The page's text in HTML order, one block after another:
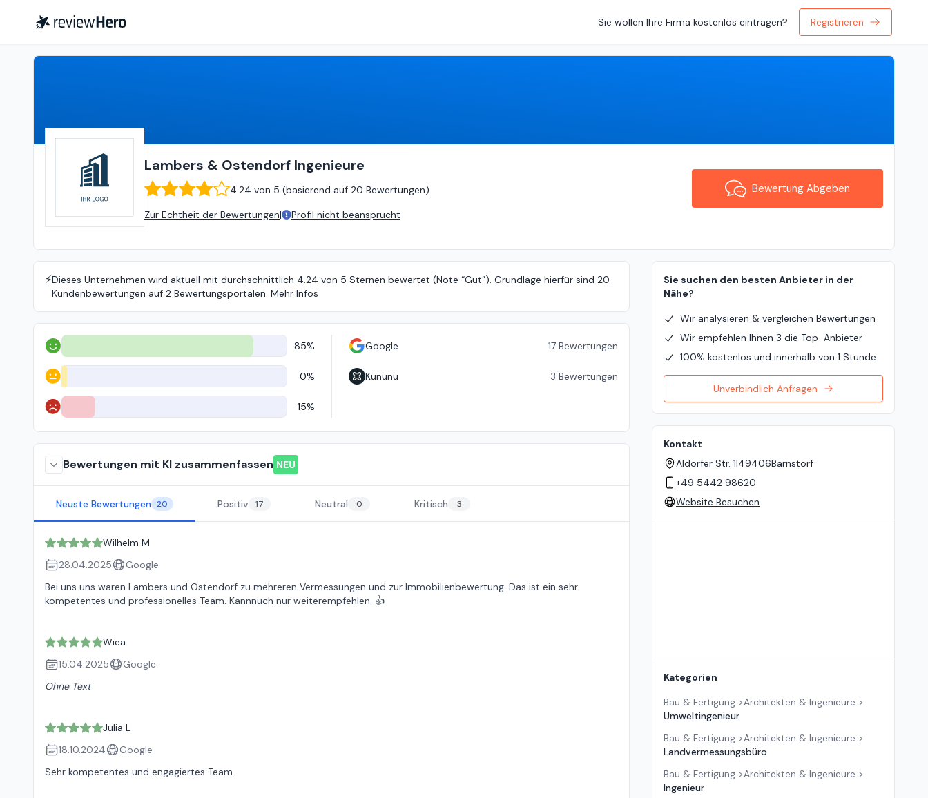
Sie wollen Ihre Firma kostenlos eintragen? Registrieren
Lambers & Ostendorf Ingenieure
4.24 von 5 (basierend auf 20 Bewertungen)
Zur Echtheit der Bewertungen| Profil nicht beansprucht
Bewertung Abgeben
⚡️Dieses Unternehmen wird aktuell mit durchschnittlich 4.24 von 5 Sternen bewertet (Note “Gut”). Grundlage hierfür sind 20
Kundenbewertungen auf 2 Bewertungsportalen. Mehr Infos
Positiv 85%
Neutral 0%
Negativ 15%
Google 17 Bewertungen
Kununu 3 Bewertungen
Bewertungen mit KI zusammenfassen NEU
Neuste Bewertungen 20 Positiv 17 Neutral 0 Kritisch 3
Wilhelm M
28.04.2025
Google
Bei uns uns waren Lambers und Ostendorf zu mehreren Vermessungen und zur Immobilienbewertung. Das ist ein sehr
kompetentes und professionelles Team. Kannnuch nur weiterempfehlen. 👍
Wiea
15.04.2025
Google
Ohne Text
Julia L
18.10.2024
Google
Sehr kompetentes und engagiertes Team.
Sie suchen den besten Anbieter in der
Nähe?
Wir analysieren & vergleichen Bewertungen
Wir empfehlen Ihnen 3 die Top-Anbieter
100% kostenlos und innerhalb von 1 Stunde
Unverbindlich Anfragen
Kontakt
Aldorfer Str. 1|49406Barnstorf
+49 5442 98620
Website Besuchen
Kategorien
Bau & Fertigung >Architekten & Ingenieure >
Umweltingenieur
Bau & Fertigung >Architekten & Ingenieure >
Landvermessungsbüro
Bau & Fertigung >Architekten & Ingenieure >
Ingenieur